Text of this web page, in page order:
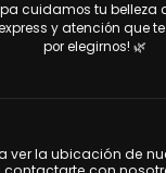
cuidamos tu
y atención que
por elegirnos! 🌿
ver la ubicación de